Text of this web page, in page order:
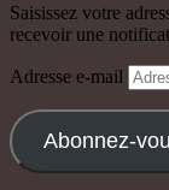
Saisissez votre
recevoir une
Adresse e-mail
Abonnez-